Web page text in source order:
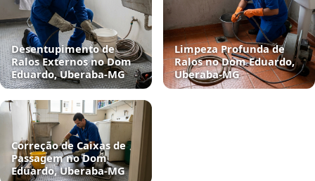
Desentupimento de
Ralos Externos no Dom
Eduardo, Uberaba‑MG
Limpeza Profunda de
Ralos no Dom Eduardo,
Uberaba‑MG
Correção de Caixas de
Passagem no Dom
Eduardo, Uberaba‑MG